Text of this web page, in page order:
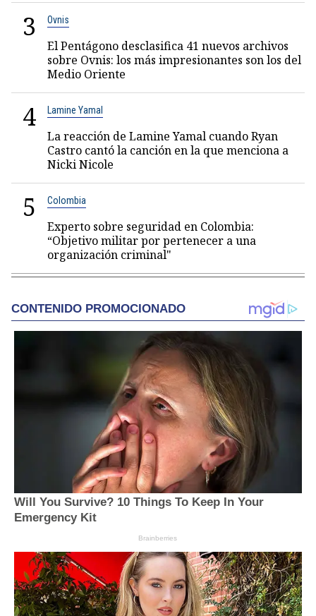
3 Ovnis
El Pentágono desclasifica 41 nuevos archivos
sobre Ovnis: los más impresionantes son los del
Medio Oriente
4 Lamine Yamal
La reacción de Lamine Yamal cuando Ryan
Castro cantó la canción en la que menciona a
Nicki Nicole
5 Colombia
Experto sobre seguridad en Colombia:
“Objetivo militar por pertenecer a una
organización criminal"